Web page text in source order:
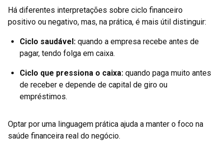
Há diferentes interpretações sobre ciclo financeiro
positivo ou negativo, mas, na prática, é mais útil distinguir:
Ciclo saudável: quando a empresa recebe antes de
pagar, tendo folga em caixa.
Ciclo que pressiona o caixa: quando paga muito antes
de receber e depende de capital de giro ou
empréstimos.
Optar por uma linguagem prática ajuda a manter o foco na
saúde financeira real do negócio.